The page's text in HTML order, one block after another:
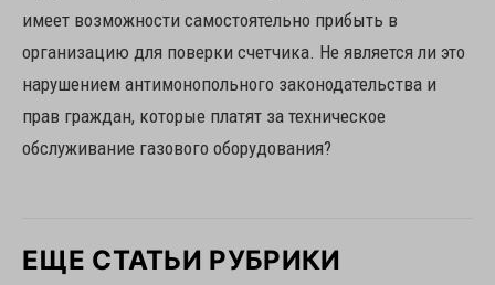
имеет возможности самостоятельно прибыть в
организацию для поверки счетчика. Не является ли это
нарушением антимонопольного законодательства и
прав граждан, которые платят за техническое
обслуживание газового оборудования?
ЕЩЕ СТАТЬИ РУБРИКИ